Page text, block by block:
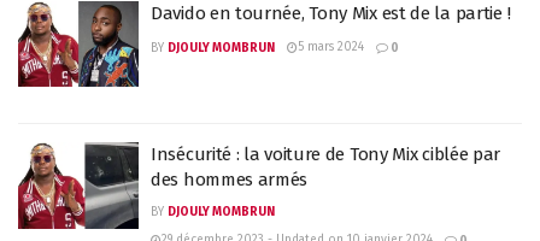
Davido en tournée, Tony Mix est de la partie !
BY DJOULY MOMBRUN 5 mars 2024 0
Insécurité : la voiture de Tony Mix ciblée par
des hommes armés
BY DJOULY MOMBRUN